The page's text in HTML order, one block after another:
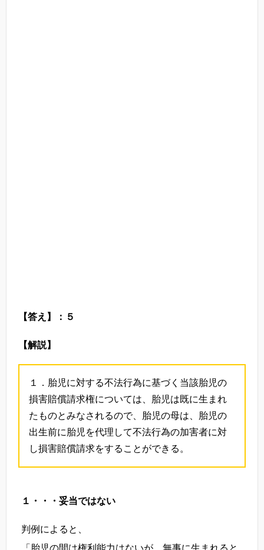
【答え】：５
【解説】
１．胎児に対する不法行為に基づく当該胎児の
損害賠償請求権については、胎児は既に生まれ
たものとみなされるので、胎児の母は、胎児の
出生前に胎児を代理して不法行為の加害者に対
し損害賠償請求をすることができる。
１・・・妥当ではない
判例によると、
「胎児の間は権利能力はないが、無事に生まれると